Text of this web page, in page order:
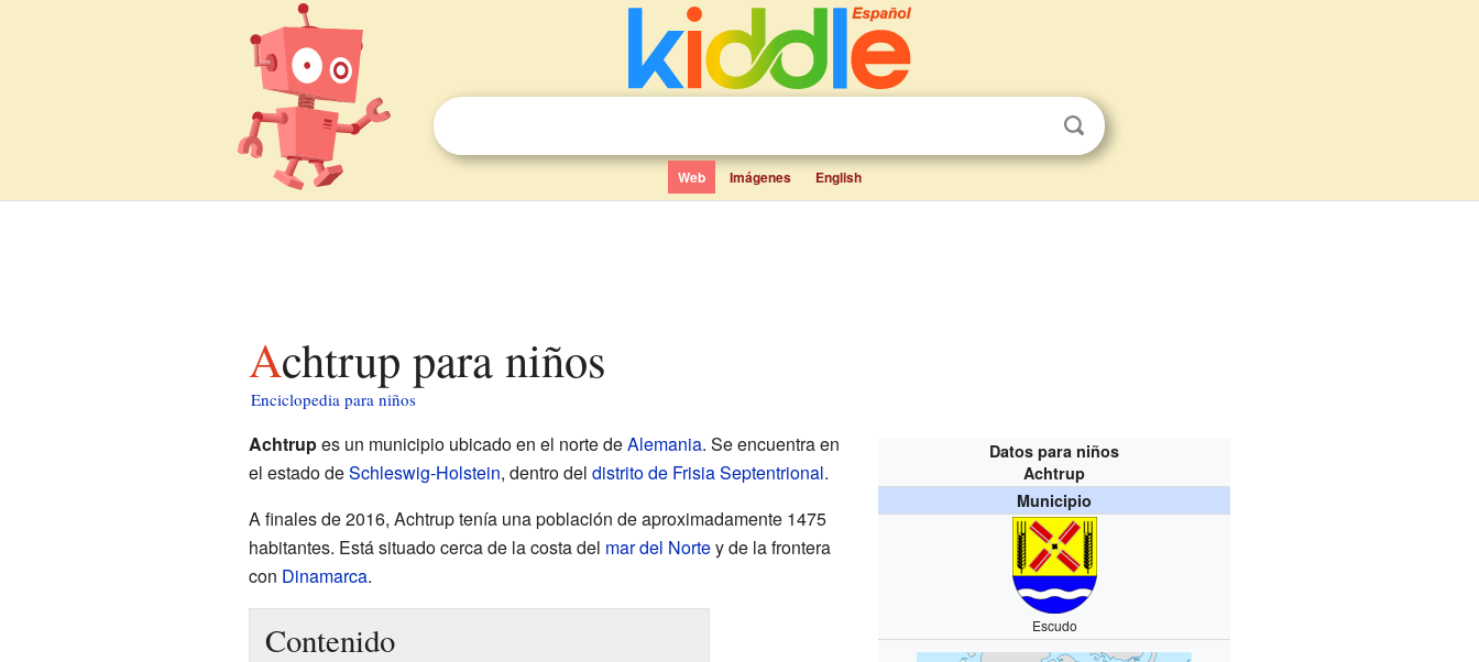
Web Imágenes English
Achtrup para niños
Enciclopedia para niños
Datos para niños
Achtrup
Municipio
Escudo
Achtrupes un municipio ubicado en el norte deAlemania. Se encuentra en
el estado deSchleswig-Holstein, dentro del distrito de Frisia Septentrional.
A finales de 2016, Achtrup tenía una población de aproximadamente 1475
habitantes. Está situado cerca de la costa del mar del Nortey de la frontera
con Dinamarca.
Contenido